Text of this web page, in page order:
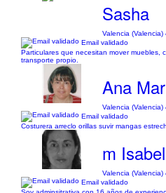
Sasha
Valencia
Email validado
Particulares que necesitan mover muebles,
transporte propio.
Ana
Valencia
Email validado
Costurera arreclo orillas suvir mangas
m
Valencia
Email validado